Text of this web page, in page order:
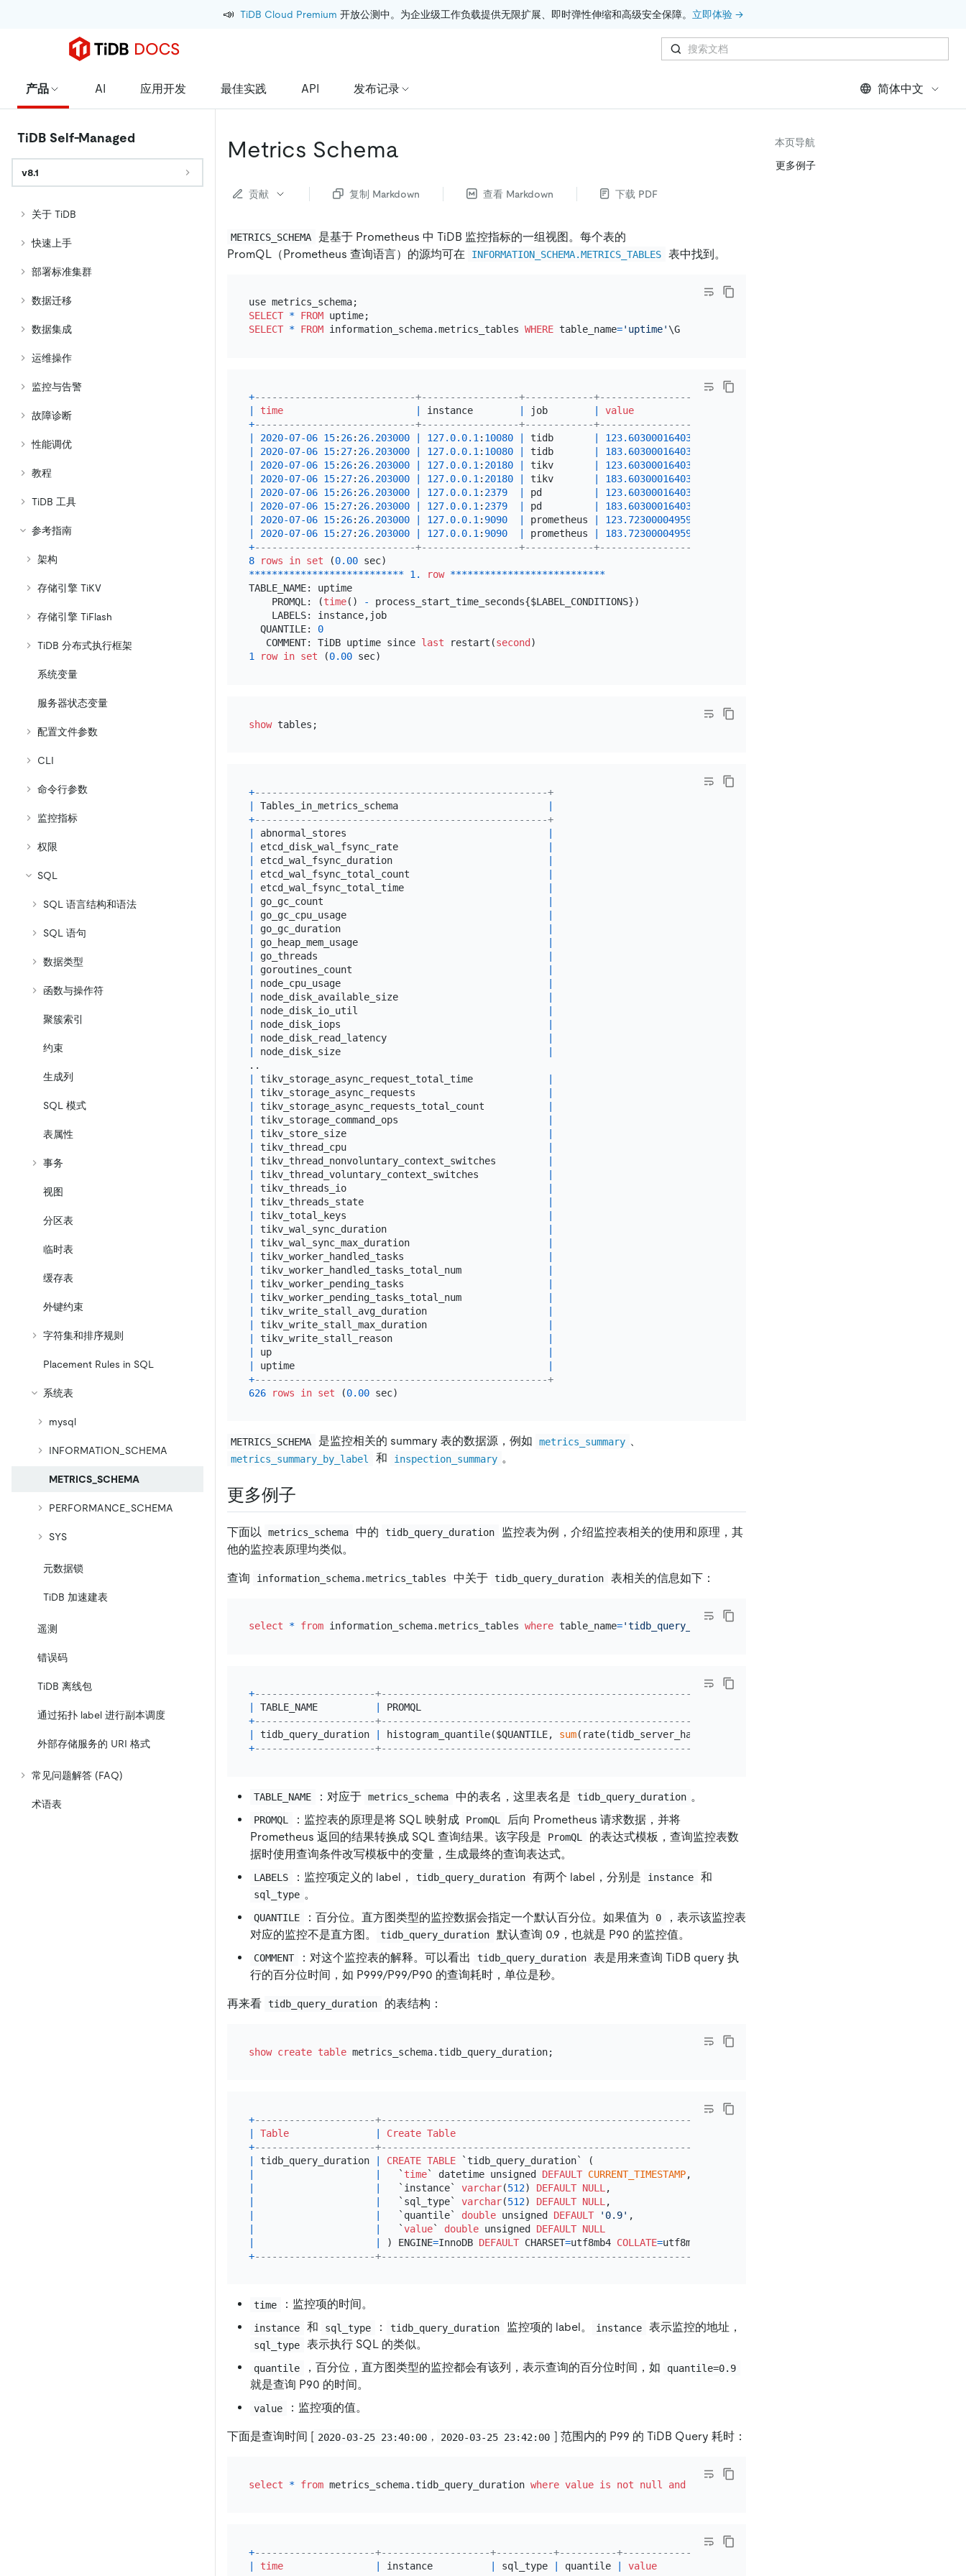
📣 TiDB Cloud Premium 开放公测中。为企业级工作负载提供无限扩展、即时弹性伸缩和高级安全保障。 立即体验 →
产品 AI 应用开发 最佳实践 API 发布记录 简体中文
TiDB Self-Managed
v8.1
关于 TiDB
快速上手
部署标准集群
数据迁移
数据集成
运维操作
监控与告警
故障诊断
性能调优
教程
TiDB 工具
参考指南
架构
存储引擎 TiKV
存储引擎 TiFlash
TiDB 分布式执行框架
系统变量
服务器状态变量
配置文件参数
CLI
命令行参数
监控指标
权限
SQL
SQL 语言结构和语法
SQL 语句
数据类型
函数与操作符
聚簇索引
约束
生成列
SQL 模式
表属性
事务
视图
分区表
临时表
缓存表
外键约束
字符集和排序规则
Placement Rules in SQL
系统表
mysql
INFORMATION_SCHEMA
METRICS_SCHEMA
PERFORMANCE_SCHEMA
SYS
元数据锁
TiDB 加速建表
遥测
错误码
TiDB 离线包
通过拓扑 label 进行副本调度
外部存储服务的 URI 格式
常见问题解答 (FAQ)
术语表
Metrics Schema
贡献 复制 Markdown 查看 Markdown 下载 PDF
METRICS_SCHEMA
是基于 Prometheus 中 TiDB 监控指标的一组视图。每个表的
PromQL（Prometheus 查询语言）的源均可在
INFORMATION_SCHEMA.METRICS_TABLES 表中找到。
SELECT * FROM
SELECT * FROM information_schema.metrics_tables WHERE table_name='uptime' \G
+----------------------------+-----------------+------------+--------------------+
time instance job value
+----------------------------+-----------------+------------+--------------------+
2020-07-06 15: 26: 26.203000 127.0.0.1: 10080 tidb 123.60300016403198
2020-07-06 15: 27: 26.203000 127.0.0.1: 10080 tidb 183.60300016403198
2020-07-06 15: 26: 26.203000 127.0.0.1: 20180 tikv 123.60300016403198
2020-07-06 15: 27: 26.203000 127.0.0.1: 20180 tikv 183.60300016403198
2020-07-06 15: 26: 26.203000 127.0.0.1: 2379 pd 123.60300016403198
2020-07-06 15: 27: 26.203000 127.0.0.1: 2379 pd 183.60300016403198
2020-07-06 15: 26: 26.203000 127.0.0.1: 9090 prometheus 123.72300004959106
2020-07-06 15: 27: 26.203000 127.0.0.1: 9090 prometheus 183.72300004959106
+----------------------------+-----------------+------------+--------------------+
8
rows in set (0.00
*************************** 1. row ***************************
TABLE_NAME: uptime
    PROMQL: (
time() - process_start_time_seconds{$LABEL_CONDITIONS})
    LABELS: instance,job
  QUANTILE:
0
   COMMENT: TiDB uptime since
last restart(second
1
row in set (0.00
show
+---------------------------------------------------+
Tables_in_metrics_schema
+---------------------------------------------------+
abnormal_stores
etcd_disk_wal_fsync_rate
etcd_wal_fsync_duration
etcd_wal_fsync_total_count
etcd_wal_fsync_total_time
go_gc_count
go_gc_cpu_usage
go_gc_duration
go_heap_mem_usage
go_threads
goroutines_count
node_cpu_usage
node_disk_available_size
node_disk_io_util
node_disk_iops
node_disk_read_latency
node_disk_size
tikv_storage_async_request_total_time
tikv_storage_async_requests
tikv_storage_async_requests_total_count
tikv_storage_command_ops
tikv_store_size
tikv_thread_cpu
tikv_thread_nonvoluntary_context_switches
tikv_thread_voluntary_context_switches
tikv_threads_io
tikv_threads_state
tikv_total_keys
tikv_wal_sync_duration
tikv_wal_sync_max_duration
tikv_worker_handled_tasks
tikv_worker_handled_tasks_total_num
tikv_worker_pending_tasks
tikv_worker_pending_tasks_total_num
tikv_write_stall_avg_duration
tikv_write_stall_max_duration
tikv_write_stall_reason
up
uptime
+---------------------------------------------------+
626
rows in set (0.00
METRICS_SCHEMA 是监控相关的 summary 表的数据源，例如 metrics_summary 、
metrics_summary_by_label 和 inspection_summary 。
更多例子
下面以 metrics_schema 中的 tidb_query_duration
监控表为例，介绍监控表相关的使用和原理，其
他的监控表原理均类似。
查询 information_schema.metrics_tables 中关于 tidb_query_duration 表相关的信息如下：
select * from information_schema.metrics_tables where table_name='tidb_query_duration'
+---------------------
TABLE_NAME
+---------------------
tidb_query_duration histogram_quantile($QUANTILE, sum
+---------------------
TABLE_NAME ：对应于 metrics_schema 中的表名，这里表名是 tidb_query_duration 。
PROMQL ：监控表的原理是将 SQL 映射成 PromQL
后向 Prometheus 请求数据，并将
Prometheus 返回的结果转换成 SQL 查询结果。该字段是
PromQL
的表达式模板，查询监控表数
据时使用查询条件改写模板中的变量，生成最终的查询表达式。
LABELS ：监控项定义的 label， tidb_query_duration 有两个 label，分别是 instance 和
sql_type 。
QUANTILE ：百分位。直方图类型的监控数据会指定一个默认百分位。如果值为 0
，表示该监控表
对应的监控不是直方图。
tidb_query_duration 默认查询 0.9，也就是 P90 的监控值。
COMMENT ：对这个监控表的解释。可以看出 tidb_query_duration
表是用来查询 TiDB query 执
行的百分位时间，如 P999/P99/P90 的查询耗时，单位是秒。
再来看 tidb_query_duration 的表结构：
show create table
+---------------------
Table
Create Table
+---------------------
tidb_query_duration CREATE TABLE
   `
time` datetime unsigned DEFAULT CURRENT_TIMESTAMP
   `instance`
varchar(512) DEFAULT NULL
   `sql_type`
varchar(512) DEFAULT NULL
   `quantile`
double unsigned DEFAULT '0.9'
   `
value` double unsigned DEFAULT NULL
) ENGINE=InnoDB DEFAULT CHARSET=utf8mb4 COLLATE=utf8mb4_bin COMMENT
+---------------------
time ：监控项的时间。
instance 和 sql_type ： tidb_query_duration 监控项的 label。 instance 表示监控的地址，
sql_type 表示执行 SQL 的类似。
quantile ，百分位，直方图类型的监控都会有该列，表示查询的百分位时间，如 quantile=0.9
就是查询 P90 的时间。
value ：监控项的值。
下面是查询时间 [ 2020-03-25 23:40:00 , 2020-03-25 23:42:00 ] 范围内的 P99 的 TiDB Query 耗时：
select * from metrics_schema.tidb_query_duration where value is not null and
+---------------------+-------------------+----------+----------+----------------+
time instance sql_type quantile value
本页导航
更多例子